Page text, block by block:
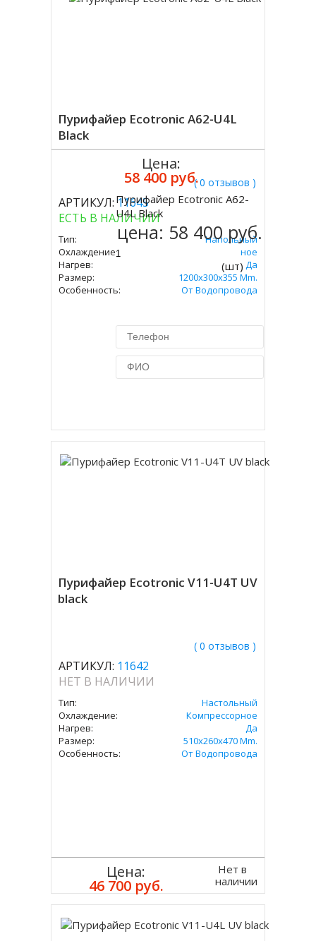
Пурифайер Ecotronic A62-U4L
Black
( 0 отзывов )
АРТИКУЛ:11645
ЕСТЬ В НАЛИЧИИ
Тип:
Напольный
Охлаждение:
Компрессорное
Нагрев:
Да
Размер:
1200x300x355 Mm.
Особенность:
От Водопровода
Цена:
58 400 руб.
Купить
Пурифайер Ecotronic A62-
U4L Black
цена: 58 400 руб.
(шт)
Пурифайер Ecotronic V11-U4T UV
black
( 0 отзывов )
АРТИКУЛ: 11642
НЕТ В НАЛИЧИИ
Тип:
Настольный
Охлаждение:
Компрессорное
Нагрев:
Да
Размер:
510x260x470 Mm.
Особенность:
От Водопровода
Цена:
46 700 руб.
Нет в
наличии